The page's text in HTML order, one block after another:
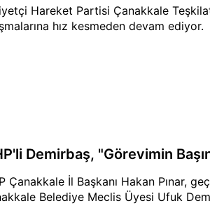
Hareket Partisi Çanakkale
hız kesmeden devam ediyor.
Demirbaş, "Görevimin
Çanakkale İl Başkanı Hakan Pınar,
Belediye Meclis Üyesi Ufuk